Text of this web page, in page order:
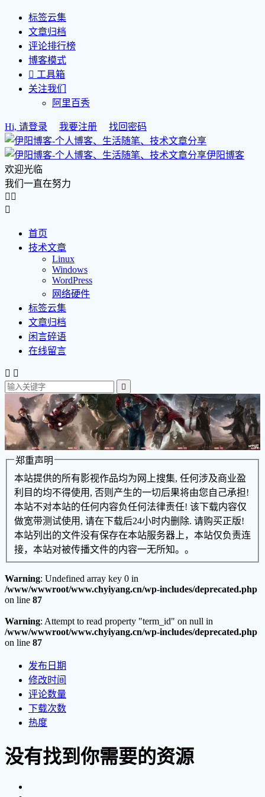
标签云集
文章归档
评论排行榜
博客模式
 工具箱
关注我们
阿里百秀
Hi, 请登录 我要注册 找回密码
伊阳博客
欢迎光临
我们一直在努力
 

首页
技术文章
Linux
Windows
WordPress
网络硬件
标签云集
文章归档
闲言碎语
在线留言
 

郑重声明
本站提供的所有影视作品均为网上搜集, 任何涉及商业盈
利目的均不得使用, 否则产生的一切后果将由您自己承担!
本站不对本站的任何内容负任何法律责任! 该下载内容仅
做宽带测试使用, 请在下载后24小时内删除. 请购买正版!
本站列出的文件没有保存在本站服务器上，本站仅负责连
接，本站对被传播文件的内容一无所知。。
Warning: Undefined array key 0 in
/www/wwwroot/www.chyiyang.cn/wp-includes/deprecated.php
on line 87
Warning: Attempt to read property "term_id" on null in
/www/wwwroot/www.chyiyang.cn/wp-includes/deprecated.php
on line 87
发布日期
修改时间
评论数量
下载次数
热度
没有找到你需要的资源